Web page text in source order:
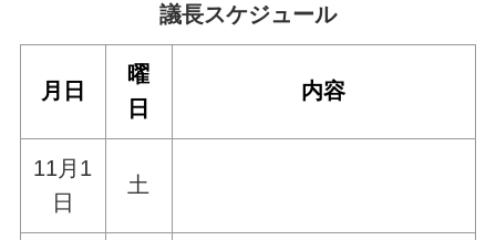
議長スケジュール
月日
曜
日
内容
11月1
日
土